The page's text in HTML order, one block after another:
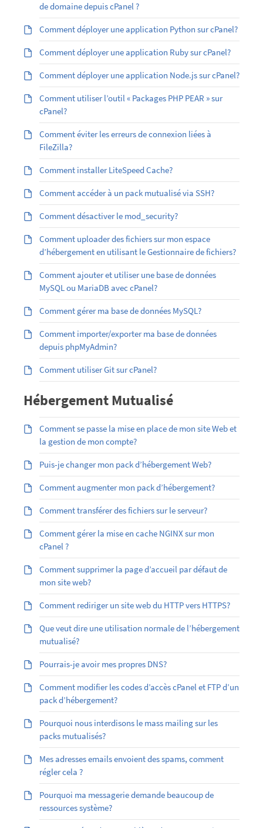
de domaine depuis cPanel ?
Comment déployer une application Python sur cPanel?
Comment déployer une application Ruby sur cPanel?
Comment déployer une application Node.js sur cPanel?
Comment utiliser l’outil « Packages PHP PEAR » sur
cPanel?
Comment éviter les erreurs de connexion liées à
FileZilla?
Comment installer LiteSpeed Cache?
Comment accéder à un pack mutualisé via SSH?
Comment désactiver le mod_security?
Comment uploader des fichiers sur mon espace
d’hébergement en utilisant le Gestionnaire de fichiers?
Comment ajouter et utiliser une base de données
MySQL ou MariaDB avec cPanel?
Comment gérer ma base de données MySQL?
Comment importer/exporter ma base de données
depuis phpMyAdmin?
Comment utiliser Git sur cPanel?
Hébergement Mutualisé
Comment se passe la mise en place de mon site Web et
la gestion de mon compte?
Puis-je changer mon pack d’hébergement Web?
Comment augmenter mon pack d’hébergement?
Comment transférer des fichiers sur le serveur?
Comment gérer la mise en cache NGINX sur mon
cPanel ?
Comment supprimer la page d’accueil par défaut de
mon site web?
Comment rediriger un site web du HTTP vers HTTPS?
Que veut dire une utilisation normale de l’hébergement
mutualisé?
Pourrais-je avoir mes propres DNS?
Comment modifier les codes d’accès cPanel et FTP d’un
pack d’hébergement?
Pourquoi nous interdisons le mass mailing sur les
packs mutualisés?
Mes adresses emails envoient des spams, comment
régler cela ?
Pourquoi ma messagerie demande beaucoup de
ressources système?